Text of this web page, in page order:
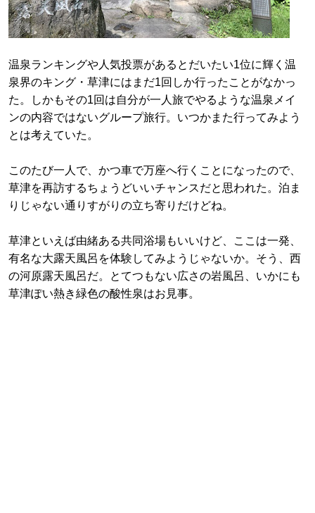
温泉ランキングや人気投票があるとだいたい1位に輝く温
泉界のキング・草津にはまだ1回しか行ったことがなかっ
た。しかもその1回は自分が一人旅でやるような温泉メイ
ンの内容ではないグループ旅行。いつかまた行ってみよう
とは考えていた。
このたび一人で、かつ車で万座へ行くことになったので、
草津を再訪するちょうどいいチャンスだと思われた。泊ま
りじゃない通りすがりの立ち寄りだけどね。
草津といえば由緒ある共同浴場もいいけど、ここは一発、
有名な大露天風呂を体験してみようじゃないか。そう、西
の河原露天風呂だ。とてつもない広さの岩風呂、いかにも
草津ぽい熱き緑色の酸性泉はお見事。